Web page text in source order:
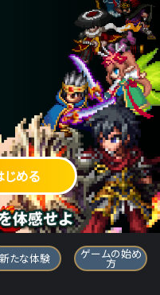
める
ヒーローズ
新たな体験 ゲームの始め
方